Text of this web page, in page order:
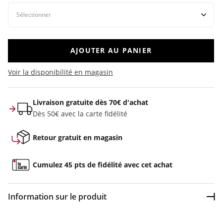
AJOUTER AU PANIER
Voir la disponibilité en magasin
Livraison gratuite dès 70€ d'achat
Dès 50€ avec la carte fidélité
Retour gratuit en magasin
Cumulez 45 pts de fidélité avec cet achat
Information sur le produit